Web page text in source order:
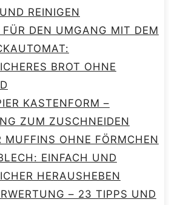
REINIGEN
DEN UMGANG MIT DEM
BROT OHNE
KASTENFORM –
ZUM ZUSCHNEIDEN
MUFFINS OHNE FÖRMCHEN
EINFACH UND
HERAUSHEBEN
– 23 TIPPS UND